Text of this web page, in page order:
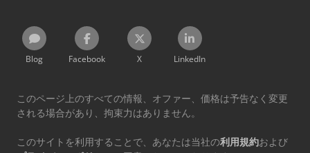
Blog Facebook X LinkedIn
このページ上のすべての情報、オファー、価格は予告なく変更
される場合があり、拘束力はありません。
このサイトを利用することで、あなたは当社の利用規約および